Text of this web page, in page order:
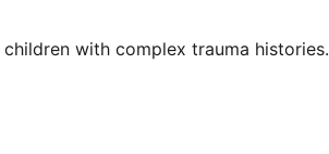
with complex trauma histories.